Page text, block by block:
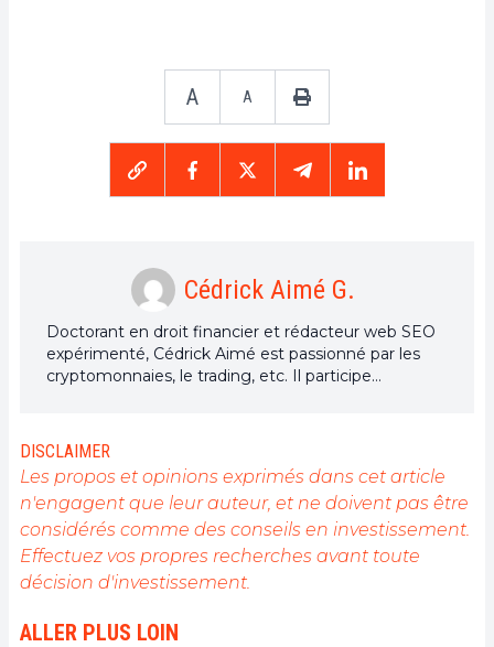
A A
Cédrick Aimé G.
Doctorant en droit financier et rédacteur web SEO
expérimenté, Cédrick Aimé est passionné par les
cryptomonnaies, le trading, etc. Il participe
démocratisation de la DeFi.
DISCLAIMER
Les propos et opinions exprimés dans cet article
n'engagent que leur auteur, et ne doivent pas être
considérés comme des conseils en investissement.
Effectuez vos propres recherches avant toute
décision d'investissement.
ALLER PLUS LOIN